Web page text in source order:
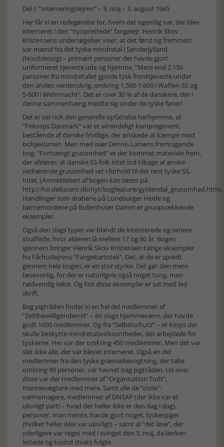
Del I: ”Interneringslejren” – 5. maj – 3. august 1945
Her får vi en redegørelse for, hvem det egentlig var, der blev
interneret i den ”nyoprettede” fangelejr. Henrik Skov
Kristensens undersøgelser viser, at det først og fremmest
var mænd fra det tyske mindretal i Sønderjylland
(Nordslesvig) – primært personer der havde gjort
uniformeret tjeneste ude og hjemme. ”Mere end 2.150
personer fra mindretallet gjorde tysk fronttjeneste under
den anden verdenskrig, omkring 1.500-1.600 i Waffen-SS og
5-600 i Wehrmacht”. Det er over 30 % af de danskere, der i
denne sammenhæng meldte sig under de tyske faner!
Det er vel nok den generelle opfattelse herhjemme, at
”Frikorps Danmark” var et almindeligt kampregiment,
bestående af danske frivillige, der ønskede at kæmpe mod
bolsjevismen. Men med især Dennis Larsens fremragende
bog: ”Fortrængt grusomhed” er der kommet materiale frem,
der afslører, at danske SS-folk intet lod tilbage at ønske
vedrørende grusomhed set i forhold til det rent tyske SS.
Intet. (Anmeldelsen af bogen kan læses på:
http://ho.deltaserv.dk/nyt/bogfeature/gyldendal_grusomhed.htm).
Handlinger som drabene på Lüneburger Heide og
børnemordene på Bullenhuser Damm er gruopvækkende
eksempler.
Også den slags typer var blandt de internerede og senere
straffede, hvor alderen lå mellem 17 og 60 år. Bogen
igennem bringer Henrik Skov Kristensen talrige eksempler
fra Fårhuslejrens ”Fangekartotek”. Det, at de er spredt
gennem hele bogen, er en stor styrke. Det gør den mere
læsevenlig, for der er naturligvis også noget tung, men
nødvendig tekst. Og fint disse eksempler er sat med fed
skrift.
Bag pigtråden finder vi en hel del medlemmer af
”Zeitfreiwilligendienst” – en slags hjemmeværn, der havde
godt 1600 medlemmer. Og fra ”Selbstschutz” – et korps der
skulle beskytte mindretalsvirksomheder, der arbejdede for
tyskerne. Her var der omkring 450 medlemmer. Men det var
slet ikke alle, der var blevet interneret. Også en del
medlemmer fra den tyske grænsebevogtning, der talte
omkring 90 personer, var havnet bag pigtråden. Ud over
disse var der medlemmer af ”Organisation Todt”,
marinevægtere med mere. Samt alle de ”civile”:
værnemagere, medlemmer af DNSAP (der ikke var et
ulovligt parti – hvad det heller ikke er den dag i dag),
personer, man mente, havde gjort noget, tyskerpiger
(hvilket heller ikke var ulovligt) – samt al ”det løse”, der
yderligere var røget med i svinget den 5. maj, da lærken
lettede og tusind straks fulgte.